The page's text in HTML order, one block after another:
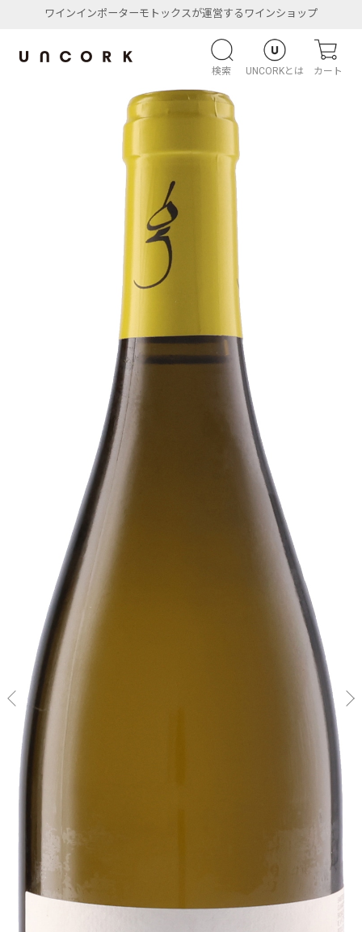
ワインインポーターモトックスが運営するワインショップ
検索 UNCORKとは カート